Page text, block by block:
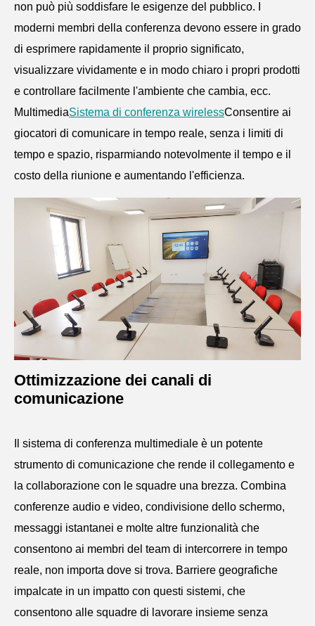
non può più soddisfare le esigenze del pubblico. I
moderni membri della conferenza devono essere in grado
di esprimere rapidamente il proprio significato,
visualizzare vividamente e in modo chiaro i propri prodotti
e controllare facilmente l'ambiente che cambia, ecc.
MultimediaSistema di conferenza wirelessConsentire ai
giocatori di comunicare in tempo reale, senza i limiti di
tempo e spazio, risparmiando notevolmente il tempo e il
costo della riunione e aumentando l'efficienza.
Ottimizzazione dei canali di
comunicazione
Il sistema di conferenza multimediale è un potente
strumento di comunicazione che rende il collegamento e
la collaborazione con le squadre una brezza. Combina
conferenze audio e video, condivisione dello schermo,
messaggi istantanei e molte altre funzionalità che
consentono ai membri del team di intercorrere in tempo
reale, non importa dove si trova. Barriere geografiche
impalcate in un impatto con questi sistemi, che
consentono alle squadre di lavorare insieme senza